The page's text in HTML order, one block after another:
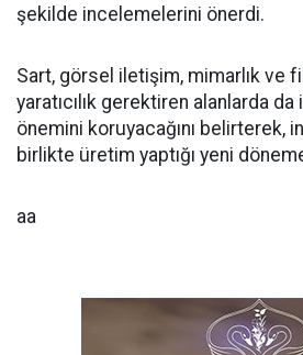
şekilde incelemelerini önerdi.
Sart, görsel iletişim, mimarlık ve
yaratıcılık gerektiren alanlarda
önemini koruyacağını belirterek,
birlikte üretim yaptığı yeni
aa